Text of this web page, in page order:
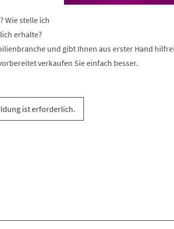
Wie stelle ich
erhalte?
und gibt Ihnen aus erster Hand
verkaufen Sie einfach besser.
ist erforderlich.